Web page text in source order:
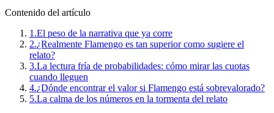
Contenido del artículo
1.El peso de la narrativa que ya corre
2.¿Realmente Flamengo es tan superior como sugiere el
relato?
3.La lectura fría de probabilidades: cómo mirar las cuotas
cuando lleguen
4.¿Dónde encontrar el valor si Flamengo está sobrevalorado?
5.La calma de los números en la tormenta del relato